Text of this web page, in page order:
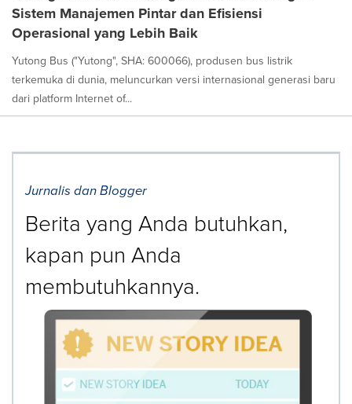
Sistem Manajemen Pintar dan Efisiensi
Operasional yang Lebih Baik
Yutong Bus ("Yutong", SHA: 600066), produsen bus listrik
terkemuka di dunia, meluncurkan versi internasional generasi baru
dari platform Internet of...
Jurnalis dan Blogger
Berita yang Anda butuhkan,
kapan pun Anda
membutuhkannya.